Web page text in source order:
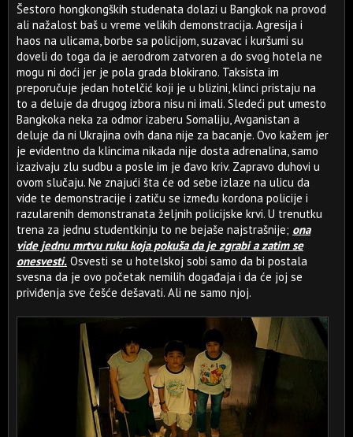
Šestoro hongkongških studenata dolazi u Bangkok na provod
ali nažalost baš u vreme velikih demonstracija. Agresija i
haos na ulicama, borbe sa policijom, suzavac i kuršumi su
doveli do toga da je aerodrom zatvoren a do svog hotela ne
mogu ni doći jer je pola grada blokirano. Taksista im
preporučuje jedan hotelčić koji je u blizini, klinci pristaju na
to a deluje da drugog izbora nisu ni imali. Sledeći put umesto
Bangkoka neka za odmor izaberu Somaliju, Avganistan a
deluje da ni Ukrajina ovih dana nije za bacanje. Ovo kažem jer
je evidentno da klincima nikada nije dosta adrenalina, samo
izazivaju zlu sudbu a posle im je đavo kriv. Zapravo duhovi u
ovom slučaju. Ne znajući šta će od sebe izlaze na ulicu da
vide te demonstracije i zatiču se između kordona policije i
razularenih demonstranata željnih policijske krvi. U trenutku
trena za jednu studentkinju to ne bejaše najstrašnije; ona
vide jednu mrtvu ruku koja pokuša da je zgrabi a zatim se
onesvesti. Osvesti se u hotelskoj sobi samo da bi postala
svesna da je ovo početak nemilih događaja i da će joj se
priviđenja sve češće dešavati. Ali ne samo njoj.